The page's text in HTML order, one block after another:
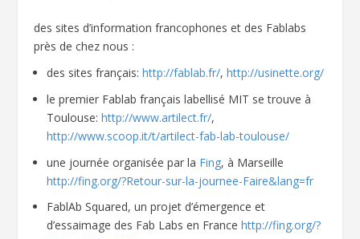
des sites d’information francophones et des Fablabs
près de chez nous :
des sites français:http://fablab.fr/,http://usinette.org/
le premier Fablab français labellisé MIT se trouve à
Toulouse:http://www.artilect.fr/,
http://www.scoop.it/t/artilect-fab-lab-toulouse/
une journée organisée par la Fing, à Marseille
http://fing.org/?Retour-sur-la-journee-Faire&lang=fr
FablAb Squared, un projet d’émergence et
d’essaimage des Fab Labs en Francehttp://fing.org/?